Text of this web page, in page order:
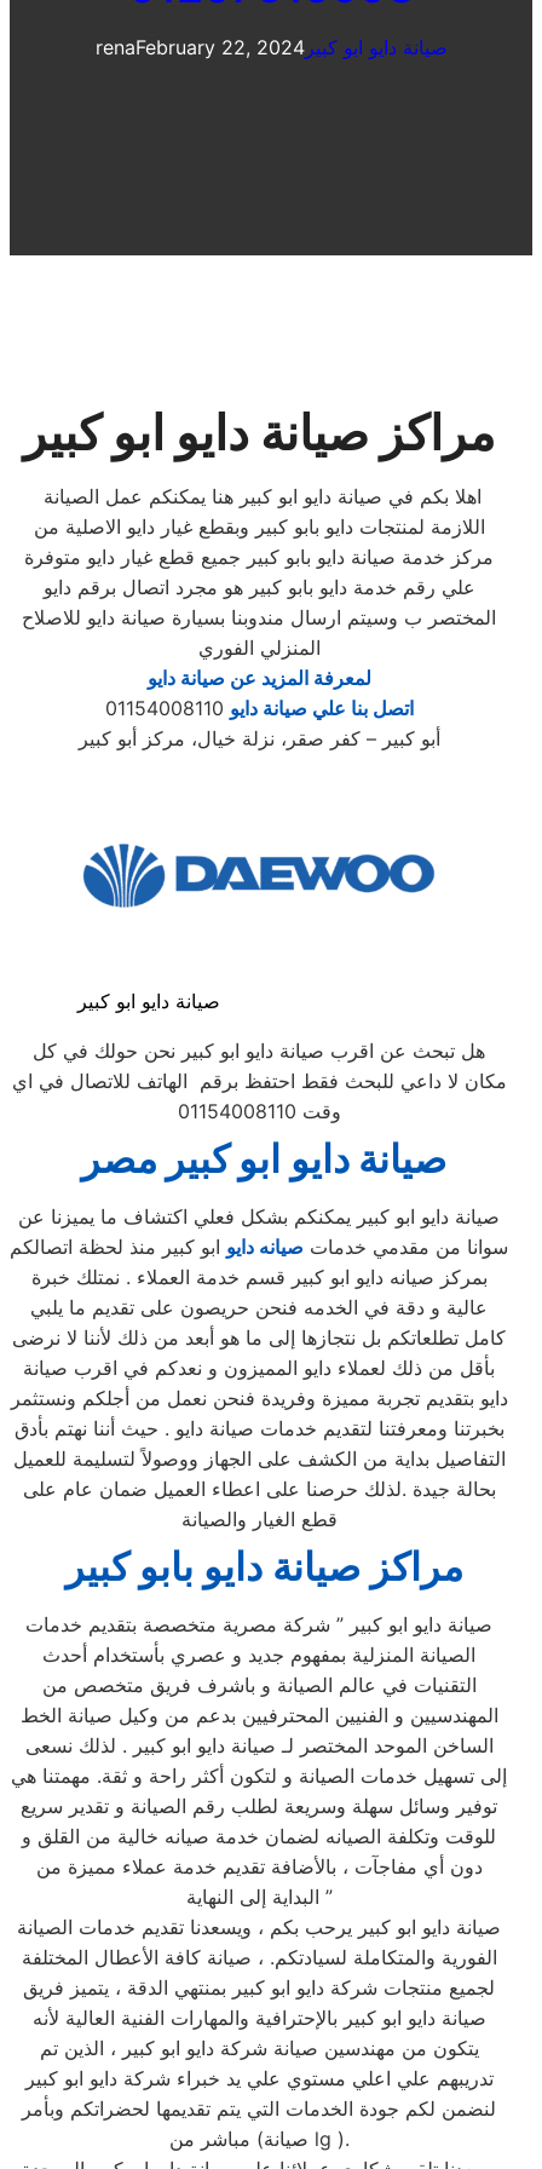
renaFebruary 22, 2024صيانة دايو ابو كبير
مراكز صيانة دايو ابو كبير
اللازمة لمنتجات دايو بابو كبير وبقطع غيار دايو الاصلية من
مركز خدمة صيانة دايو بابو كبير جميع قطع غيار دايو متوفرة
علي رقم خدمة دايو بابو كبير هو مجرد اتصال برقم دايو
المختصر ب وسيتم ارسال مندوبنا بسيارة صيانة دايو للاصلاح
المنزلي الفوري
لمعرفة المزيد عن صيانة دايو
اتصل بنا علي صيانة دايو
أبو كبير – كفر صقر، نزلة خيال، مركز أبو كبير
صيانة دايو ابو كبير
هل تبحث عن اقرب صيانة دايو ابو كبير نحن حولك في كل
مكان لا داعي للبحث فقط احتفظ برقم الهاتف للاتصال في اي
وقت 01154008110
صيانةدايو ابو كبير مصر
صيانة دايو ابو كبير يمكنكم بشكل فعلي اكتشاف ما يميزنا عن
سوانا من مقدمي خدمات صيانه دايو ابو كبير منذ لحظة اتصالكم
بمركز صيانه دايو ابو كبير قسم خدمة العملاء . نمتلك خبرة
عالية و دقة في الخدمه فنحن حريصون على تقديم ما يلبي
كامل تطلعاتكم بل نتجازها إلى ما هو أبعد من ذلك لأننا لا نرضى
بأقل من ذلك لعملاء دايو المميزون و نعدكم في اقرب صيانة
دايو بتقديم تجربة مميزة وفريدة فنحن نعمل من أجلكم ونستثمر
بخبرتنا ومعرفتنا لتقديم خدمات صيانة دايو . حيث أننا نهتم بأدق
التفاصيل بداية من الكشف على الجهاز ووصولاً لتسليمة للعميل
بحالة جيدة .لذلك حرصنا على اعطاء العميل ضمان عام على
قطع الغيار والصيانة
مراكز صيانة دايو بابو كبير
صيانة دايو ابو كبير ” شركة مصرية متخصصة بتقديم خدمات
الصيانة المنزلية بمفهوم جديد و عصري بأستخدام أحدث
التقنيات في عالم الصيانة و باشرف فريق متخصص من
المهندسيين و الفنيين المحترفيين بدعم من وكيل صيانة الخط
الساخن الموحد المختصر لـ صيانة دايو ابو كبير . لذلك نسعى
إلى تسهيل خدمات الصيانة و لتكون أكثر راحة و ثقة. مهمتنا هي
توفير وسائل سهلة وسريعة لطلب رقم الصيانة و تقدير سريع
للوقت وتكلفة الصيانه لضمان خدمة صيانه خالية من القلق و
دون أي مفاجآت ، بالأضافة تقديم خدمة عملاء مميزة من
البداية إلى النهاية ”
صيانة دايو ابو كبير يرحب بكم ، ويسعدنا تقديم خدمات الصيانة
الفورية والمتكاملة لسيادتكم. ، صيانة كافة الأعطال المختلفة
لجميع منتجات شركة دايو ابو كبير بمنتهي الدقة ، يتميز فريق
صيانة دايو ابو كبير بالإحترافية والمهارات الفنية العالية لأنه
يتكون من مهندسين صيانة شركة دايو ابو كبير ، الذين تم
تدريبهم علي اعلي مستوي علي يد خبراء شركة دايو ابو كبير
لنضمن لكم جودة الخدمات التي يتم تقديمها لحضراتكم وبأمر
مباشر من (صيانة lg ).